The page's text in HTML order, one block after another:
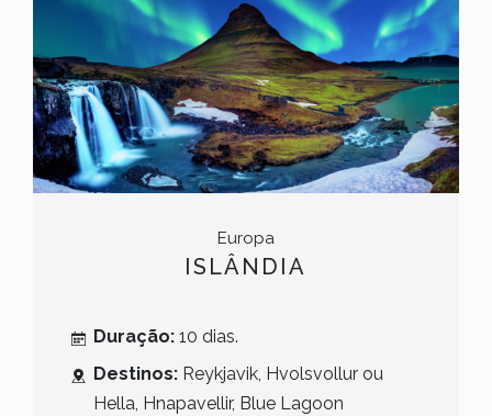
Europa
ISLÂNDIA
Duração:10 dias.
Destinos: Reykjavik, Hvolsvollur ou
Hella, Hnapavellir, Blue Lagoon